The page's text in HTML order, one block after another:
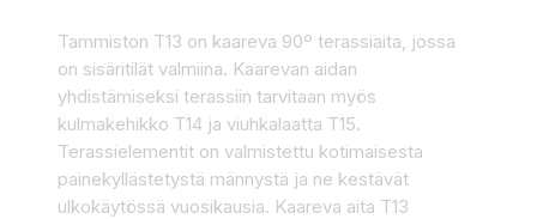
Tammiston T13 on kaareva 90º terassiaita, jossa
on sisäritilät valmiina. Kaarevan aidan
yhdistämiseksi terassiin tarvitaan myös
kulmakehikko T14 ja viuhkalaatta T15.
Terassielementit on valmistettu kotimaisesta
painekyllästetystä männystä ja ne kestävät
ulkokäytössä vuosikausia. Kaareva aita T13